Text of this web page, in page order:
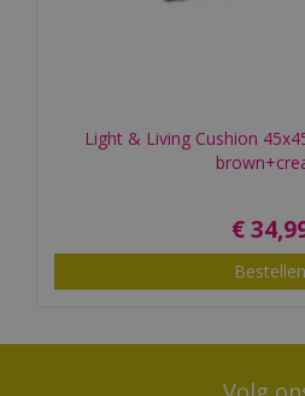
Light & Living Cushion
€ 34,
Bestellen